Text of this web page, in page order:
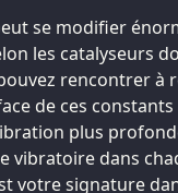
se modifier
les catalyseurs
rencontrer à
de ces
plus
vibratoire dans
votre signature